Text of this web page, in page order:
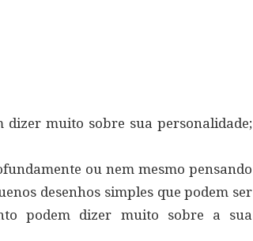
dizer muito sobre sua personalidade;
ou nem mesmo pensando
desenhos simples que podem ser
podem dizer muito sobre a sua